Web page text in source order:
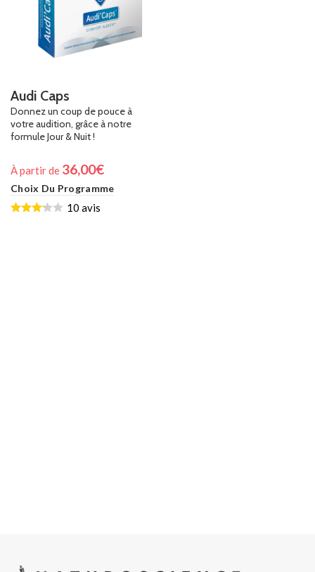
Audi Caps
Donnez un coup de pouce à
votre audition, grâce à notre
formule Jour & Nuit !
À partir de 36,00€
Choix Du Programme
10 avis